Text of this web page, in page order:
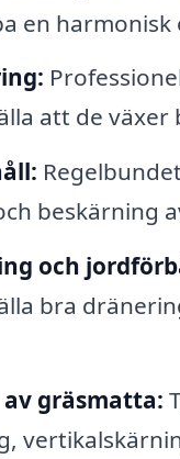
en
att de växer
beskärning
och
bra
av gräsmatta: